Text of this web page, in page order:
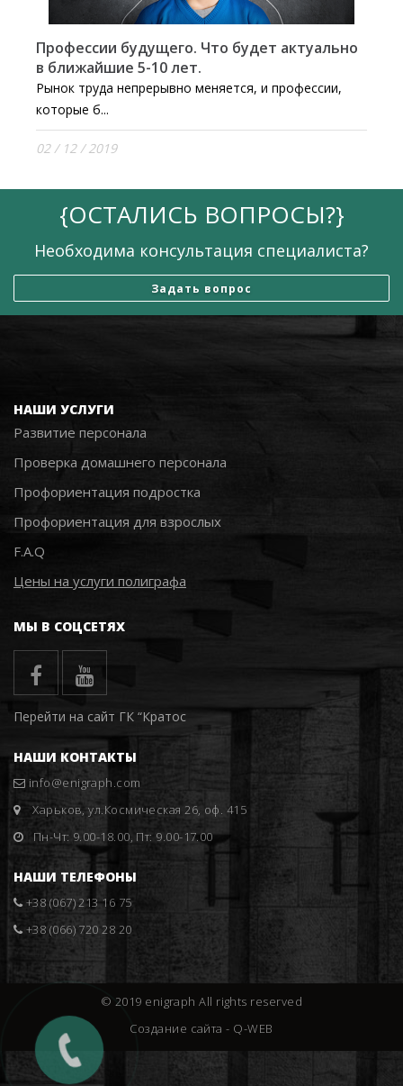
Профессии будущего. Что будет актуально
в ближайшие 5-10 лет.
Рынок труда непрерывно меняется, и профессии,
которые б...
02 / 12 / 2019
{ОСТАЛИСЬ ВОПРОСЫ?}
Необходима консультация специалиста?
Задать вопрос
НАШИ УСЛУГИ
Развитие персонала
Проверка домашнего персонала
Профориентация подростка
Профориентация для взрослых
F.A.Q
Цены на услуги полиграфа
МЫ В СОЦСЕТЯХ
Перейти на сайт ГК “Кратос
НАШИ КОНТАКТЫ
info@enigraph.com
Харьков, ул.Космическая 26, оф. 415
Пн-Чт: 9.00-18.00, Пт: 9.00-17.00
НАШИ ТЕЛЕФОНЫ
+38 (067) 213 16 75
+38 (066) 720 28 20
© 2019 enigraph All rights reserved
Создание сайта - Q-WEB